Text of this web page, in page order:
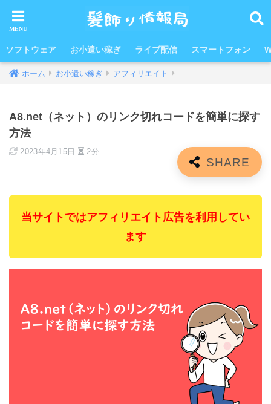
ソフトウェア お小遣い稼ぎ ライブ配信 スマートフォン
ホーム お小遣い稼ぎ アフィリエイト
A8.net（ネット）のリンク切れコードを簡単に探す
方法
2023年4月15日 2分
当サイトではアフィリエイト広告を利用してい
ます